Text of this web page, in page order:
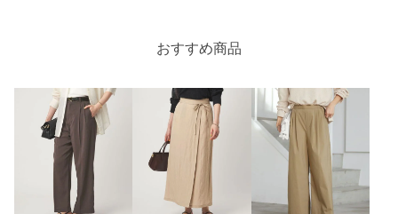
とても涼しく夏でも履きやすいと思います！
す。
性別：女性
40代前半
158cm
普段の着用サイズ：
おすすめ商品